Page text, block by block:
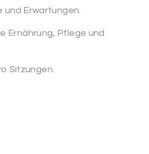
und Erwartungen.
Ernährung, Pflege und
Sitzungen.